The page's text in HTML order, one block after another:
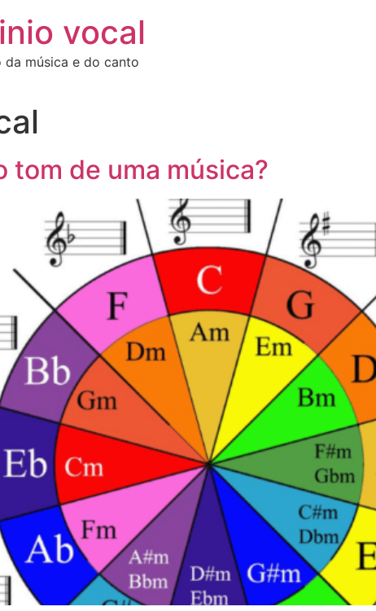
vocal
música e do canto
tom de uma música?